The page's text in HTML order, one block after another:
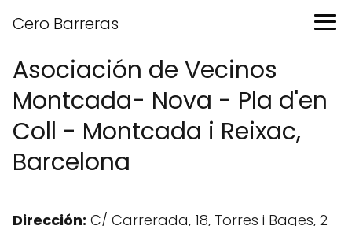
Cero Barreras
Asociación de Vecinos
Montcada- Nova - Pla d'en
Coll - Montcada i Reixac,
Barcelona
Dirección: C/ Carrerada, 18, Torres i Bages, 2